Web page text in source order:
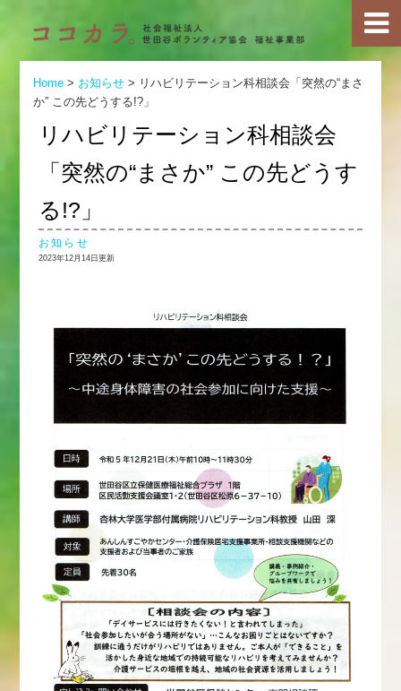
Home > お知らせ > リハビリテーション科相談会「突然の“まさ
か” この先どうする!?」
リハビリテーション科相談会
「突然の“まさか” この先どうす
る!?」
お知らせ
2023年12月14日更新